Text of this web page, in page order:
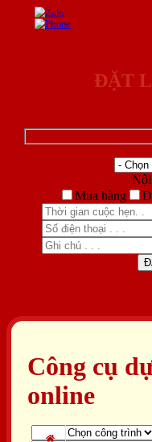
ĐẶT
Nội
Mua hàng
Công cụ
online